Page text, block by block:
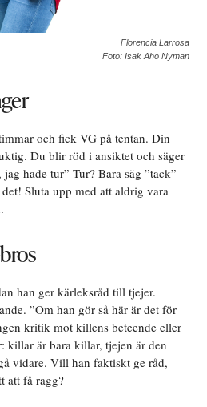
Florencia Larrosa
Foto: Isak Aho Nyman
och fick VG på tentan. Din
Du blir röd i ansiktet och säger
hade tur” Tur? Bara säg ”tack”
Sluta upp med att aldrig vara
han ger kärleksråd till tjejer.
”Om han gör så här är det för
kritik mot killens beteende eller
killar är bara killar, tjejen är den
vidare. Vill han faktiskt ge råd,
att få ragg?